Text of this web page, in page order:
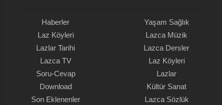
Haberler
Laz Köyleri
Lazlar Tarihi
Lazca TV
Soru-Cevap
Download
Son Eklenenler
Yaşam Sağlık
Lazca Müzik
Lazca Dersler
Laz Köyleri
Lazlar
Kültür Sanat
Lazca Sözlük